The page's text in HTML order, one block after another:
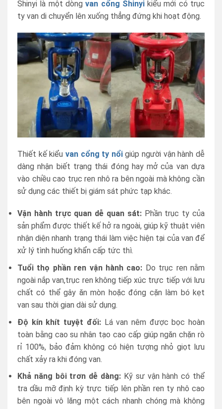
Shinyi là một dòngvan cổng Shinyikiểu mới có trục
ty van di chuyển lên xuống thẳng đứng khi hoạt động.
Thiết kế kiểu van cổng ty nổigiúp người vận hành dễ
dàng nhận biết trạng thái đóng hay mở của van dựa
vào chiều cao trục ren nhô ra bên ngoài mà không cần
sử dụng các thiết bị giám sát phức tạp khác.
Vận hành trực quan dễ quan sát:Phần trục ty của
sản phẩm được thiết kế hở ra ngoài, giúp kỹ thuật viên
nhận diện nhanh trạng thái làm việc hiện tại của van để
xử lý tình huống khẩn cấp tức thì.
Tuổi thọ phần ren vận hành cao: Do trục ren nằm
ngoài nắp van,trục ren không tiếp xúc trực tiếp với lưu
chất có thể gây ăn mòn hoặc đóng cặn làm bó kẹt
van sau thời gian dài sử dụng.
Độ kín khít tuyệt đối:Lá van nêm được bọc hoàn
toàn bằng cao su nhân tạo cao cấp giúp ngăn chặn rò
rỉ 100%, bảo đảm không có hiện tượng nhỏ giọt lưu
chất xảy ra khi đóng van.
Khả năng bôi trơn dễ dàng: Kỹ sư vận hành có thể
tra dầu mỡ định kỳ trực tiếp lên phần ren ty nhô cao
bên ngoài vô lăng một cách nhanh chóng mà không